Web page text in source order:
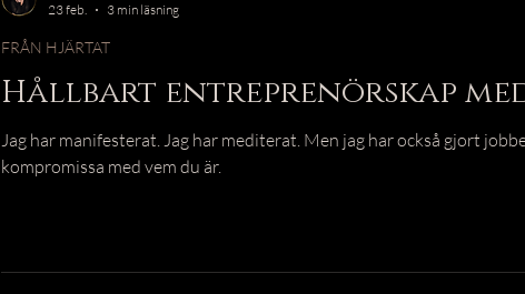
Hållbart entreprenörskap
Jag har manifesterat. Jag har mediterat. Men jag har också gjort
kompromissa med vem du är.
FRÅN HJÄRTAT
23 feb.
3 min läsning